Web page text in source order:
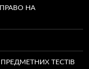
ПРАВО НА
ТЕСТІВ